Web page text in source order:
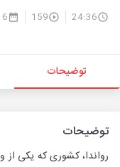
24:36
159 6 سال پیش
توضیحات
توضیحات
رواندا، کشوری که یکی از